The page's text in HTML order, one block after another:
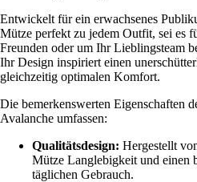
Entwickelt für ein erwachsenes
Mütze perfekt zu jedem Outfit, sei es
Freunden oder um Ihr Lieblingsteam
Ihr Design inspiriert einen
gleichzeitig optimalen Komfort.
Die bemerkenswerten Eigenschaften
Avalanche umfassen:
Qualitätsdesign: Hergestellt
Mütze Langlebigkeit und einen
täglichen Gebrauch.